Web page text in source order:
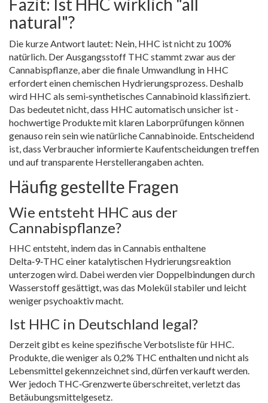
natural"?
Die kurze Antwort lautet: Nein, HHC ist nicht zu 100%
natürlich. Der Ausgangsstoff THC stammt zwar aus der
Cannabispflanze, aber die finale Umwandlung in HHC
erfordert einen chemischen Hydrierungsprozess. Deshalb
wird HHC als semi‑synthetisches Cannabinoid klassifiziert.
Das bedeutet nicht, dass HHC automatisch unsicher ist -
hochwertige Produkte mit klaren Laborprüfungen können
genauso rein sein wie natürliche Cannabinoide. Entscheidend
ist, dass Verbraucher informierte Kaufentscheidungen treffen
und auf transparente Herstellerangaben achten.
Häufig gestellte Fragen
Wie entsteht HHC aus der
Cannabispflanze?
HHC entsteht, indem das in Cannabis enthaltene
Delta‑9‑THC einer katalytischen Hydrierungsreaktion
unterzogen wird. Dabei werden vier Doppelbindungen durch
Wasserstoff gesättigt, was das Molekül stabiler und leicht
weniger psychoaktiv macht.
Ist HHC in Deutschland legal?
Derzeit gibt es keine spezifische Verbotsliste für HHC.
Produkte, die weniger als 0,2% THC enthalten und nicht als
Lebensmittel gekennzeichnet sind, dürfen verkauft werden.
Wer jedoch THC‑Grenzwerte überschreitet, verletzt das
Betäubungsmittelgesetz.